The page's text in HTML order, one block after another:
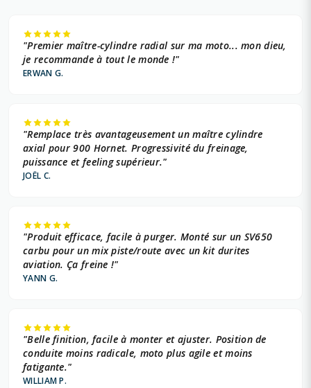
"Premier maître-cylindre radial sur ma moto... mon dieu,
je recommande à tout le monde !"
ERWAN G.
"Remplace très avantageusement un maître cylindre
axial pour 900 Hornet. Progressivité du freinage,
puissance et feeling supérieur."
JOËL C.
"Produit efficace, facile à purger. Monté sur un SV650
carbu pour un mix piste/route avec un kit durites
aviation. Ça freine !"
YANN G.
"Belle finition, facile à monter et ajuster. Position de
conduite moins radicale, moto plus agile et moins
fatigante."
WILLIAM P.